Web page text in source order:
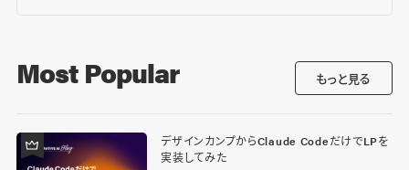
Most Popular もっと見る
デザインカンプからClaude CodeだけでLPを
実装してみた